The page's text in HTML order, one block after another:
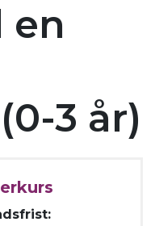
en
3 år)